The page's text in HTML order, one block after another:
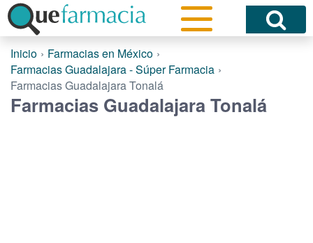
Inicio
Farmacias en México
Farmacias Guadalajara - Súper Farmacia
Farmacias Guadalajara Tonalá
Farmacias Guadalajara Tonalá